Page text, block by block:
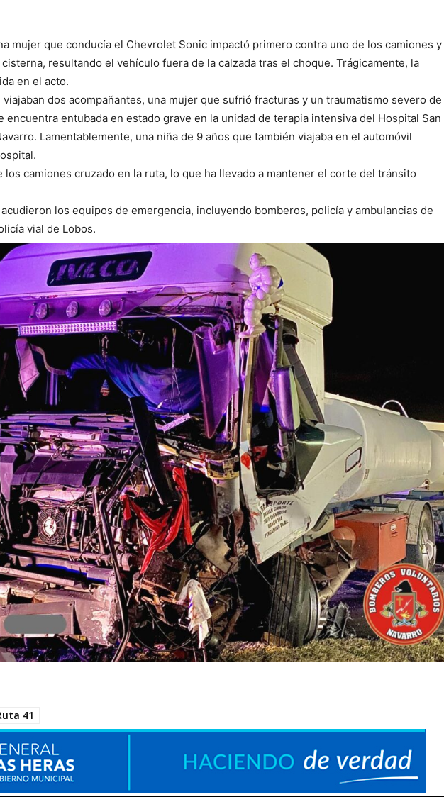
mujer que conducía el Chevrolet Sonic impactó primero contra uno de los camiones y
resultando el vehículo fuera de la calzada tras el choque. Trágicamente, la
en el acto.
dos acompañantes, una mujer que sufrió fracturas y un traumatismo severo de
encuentra entubada en estado grave en la unidad de terapia intensiva del Hospital San
Lamentablemente, una niña de 9 años que también viajaba en el automóvil
los camiones cruzado en la ruta, lo que ha llevado a mantener el corte del tránsito
los equipos de emergencia, incluyendo bomberos, policía y ambulancias de
vial de Lobos.
41